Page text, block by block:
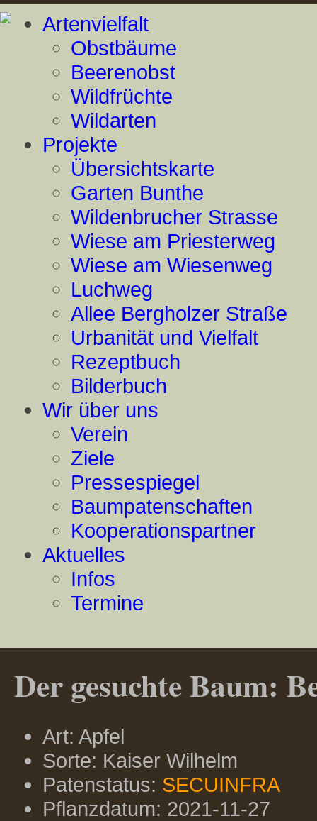
Artenvielfalt
Obstbäume
Beerenobst
Wildfrüchte
Wildarten
Projekte
Übersichtskarte
Garten Bunthe
Wildenbrucher Strasse
Wiese am Priesterweg
Wiese am Wiesenweg
Luchweg
Allee Bergholzer Straße
Urbanität und Vielfalt
Rezeptbuch
Bilderbuch
Wir über uns
Verein
Ziele
Pressespiegel
Baumpatenschaften
Kooperationspartner
Aktuelles
Infos
Termine
Der gesuchte Baum:
Art: Apfel
Sorte: Kaiser Wilhelm
Patenstatus: SECUINFRA
Pflanzdatum: 2021-11-27